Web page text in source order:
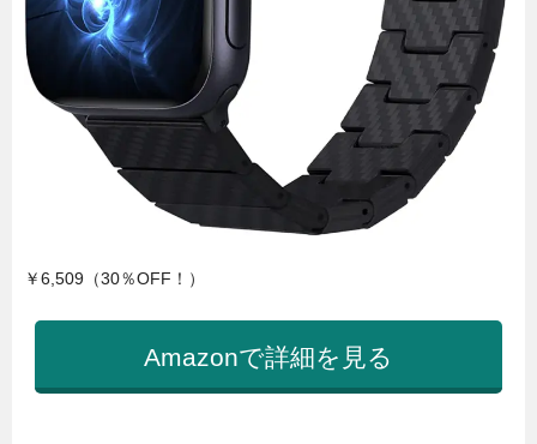
￥6,509（30％OFF！）
Amazonで詳細を見る